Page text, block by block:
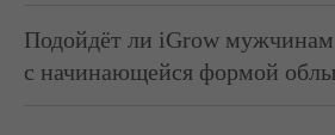
Подойдёт ли iGrow мужчинам
с начинающейся формой